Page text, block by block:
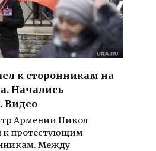
к сторонникам на
Начались
Видео
Армении Никол
протестующим
Между